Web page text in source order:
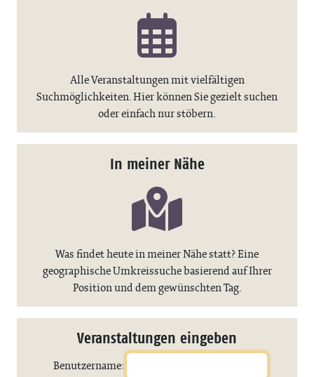
Alle Veranstaltungen mit vielfältigen
Suchmöglichkeiten. Hier können Sie gezielt suchen
oder einfach nur stöbern.
In meiner Nähe
Was findet heute in meiner Nähe statt? Eine
geographische Umkreissuche basierend auf Ihrer
Position und dem gewünschten Tag.
Veranstaltungen eingeben
Benutzername: